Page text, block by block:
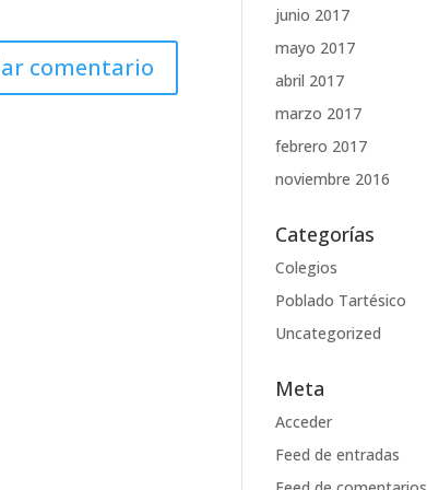
junio 2017
mayo 2017
abril 2017
marzo 2017
febrero 2017
noviembre 2016
Categorías
Colegios
Poblado Tartésico
Uncategorized
Meta
Acceder
Feed de entradas